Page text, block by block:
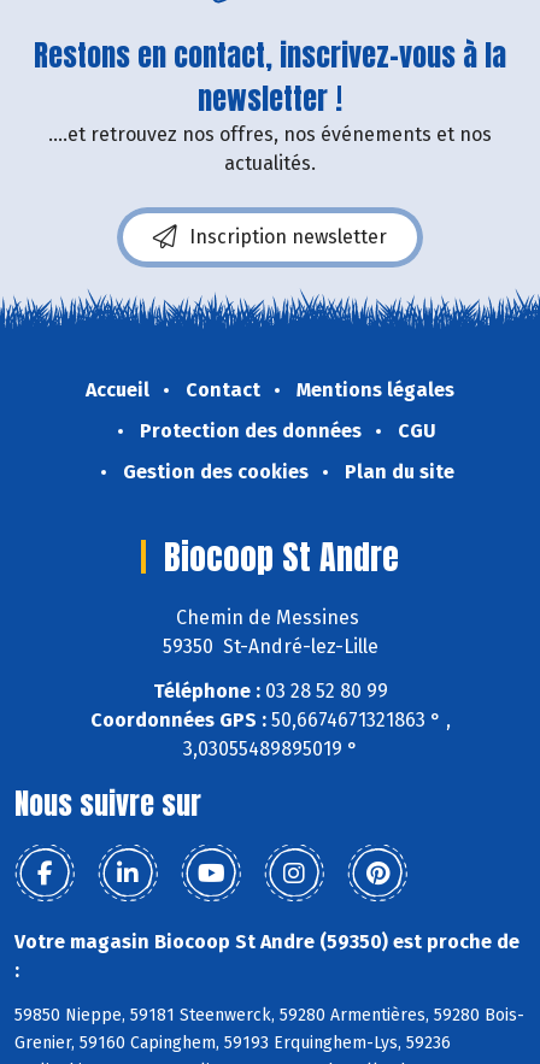
Restons en contact, inscrivez-vous à la
newsletter !
....et retrouvez nos offres, nos événements et nos
actualités.
Inscription newsletter
Accueil Contact
Mentions légales
Protection des données
CGU
Gestion des cookies
Plan du site
Biocoop St Andre
Chemin de Messines
59350 St-André-lez-Lille
Téléphone :03 28 52 80 99
Coordonnées GPS :50,6674671321863 ° ,
3,03055489895019 °
Nous suivre sur
Votre magasin Biocoop St Andre (59350) est proche de
:
59850 Nieppe, 59181 Steenwerck, 59280 Armentières, 59280 Bois-
Grenier, 59160 Capinghem, 59193 Erquinghem-Lys, 59236